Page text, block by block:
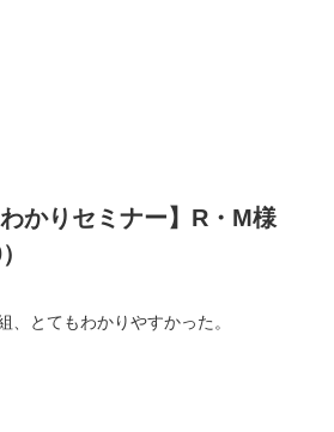
わかりセミナー】R・M様
、とてもわかりやすかった。